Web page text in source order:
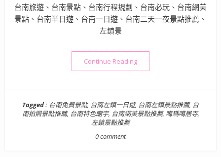
台南旅遊、台南景點、台南行程規劃、台南必玩、台南網美
景點、台南半日遊、台南一日遊、台南二天一夜景點推薦、
左鎮景
Continue Reading“台南景點》噶瑪噶居寺 | 休
Tagged : 台南免費景點, 台南左鎮一日遊, 台南左鎮景點推薦, 台
南拍照景點推薦, 台南特色廟宇, 台南網美景點推薦, 噶瑪噶居寺,
左鎮景點推薦
0 comment